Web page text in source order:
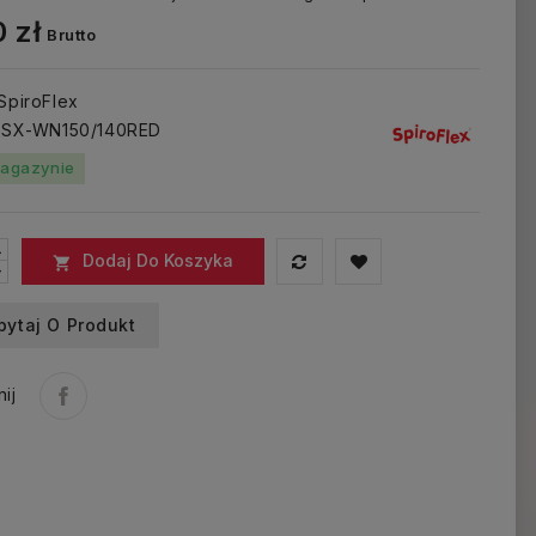
zł Brutto
WN150/140RED
 Dodaj Do Koszyka
O Produkt